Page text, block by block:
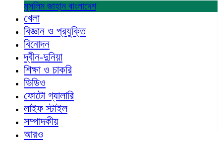
মুসলিম জাহান বাংলাদেশ
খেলা
বিজ্ঞান ও প্রযুক্তি
বিনোদন
দ্বীন-দুনিয়া
শিক্ষা ও চাকরি
ভিডিও
ফোটো গ্যালারি
লাইফ স্টাইল
সম্পাদকীয়
আরও